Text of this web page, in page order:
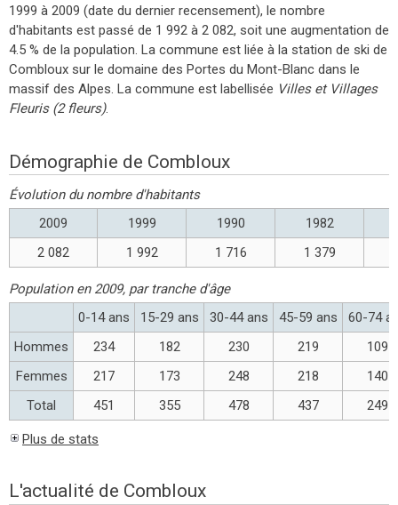
1999 à 2009 (date du dernier recensement), le nombre
d'habitants est passé de 1 992 à 2 082, soit une augmentation de
4.5 % de la population. La commune est liée à la station de ski de
Combloux sur le domaine des Portes du Mont-Blanc dans le
massif des Alpes. La commune est labellisée Villes et Villages
Fleuris (2 fleurs).
Démographie de Combloux
Évolution du nombre d'habitants
2009
1999 1990 1982
2 082
1 992 1 716 1 379
Population en 2009, par tranche d'âge
0-14 ans
15-29 ans 30-44 ans 45-59 ans
60-74
Hommes
234 182 230 219
109
Femmes
217 173 248 218
140
Total
451 355 478 437 249
Plus de stats
L'actualité de Combloux